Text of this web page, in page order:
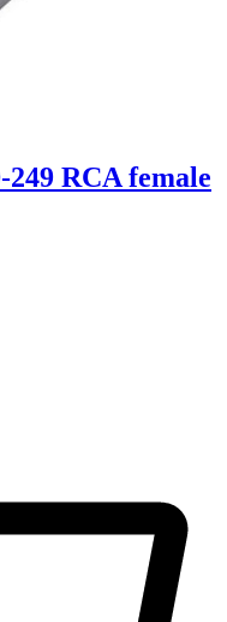
RCA female